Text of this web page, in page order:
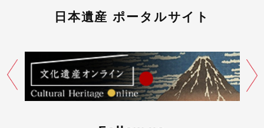
日本遺産 ポータルサイト